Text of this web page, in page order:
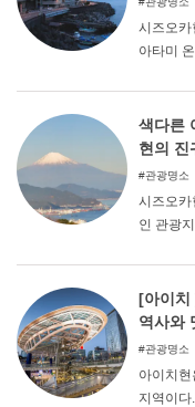
시즈오카
아타미
어 예로
습니다.
를 소개
색다른
현의 진
관광명소
시즈오카
인 관광
다른 여
러볼 수
[아이치
역사와
관광명소
아이치
지역이